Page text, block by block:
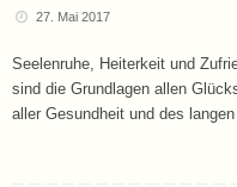
27. Mai 2017
Seelenruhe, Heiterkeit und
sind die Grundlagen allen
aller Gesundheit und des